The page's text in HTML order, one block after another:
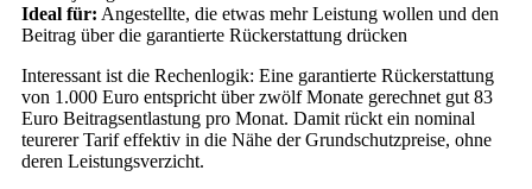
Ideal für: Angestellte, die etwas mehr Leistung wollen und den
Beitrag über die garantierte Rückerstattung drücken
Interessant ist die Rechenlogik: Eine garantierte Rückerstattung
von 1.000 Euro entspricht über zwölf Monate gerechnet gut 83
Euro Beitragsentlastung pro Monat. Damit rückt ein nominal
teurerer Tarif effektiv in die Nähe der Grundschutzpreise, ohne
deren Leistungsverzicht.